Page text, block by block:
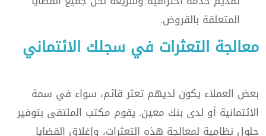
المتعلقة بالقروض.
معالجة التعثرات في سجلك الائتماني
بعض العملاء يكون لديهم تعثر قائم، سواء في سمة
الائتمانية أو لدى بنك معين. يقوم مكتب الملتقى بتوفير
حلول نظامية لمعالجة هذه التعثرات، وإغلاق القضايا